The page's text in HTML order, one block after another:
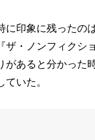
に印象に残ったの
ザ・ノンフィクシ
があると分かった
いた。